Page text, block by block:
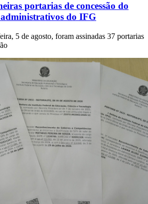
portarias de concessão do
administrativos do IFG
5 de agosto, foram assinadas 37 portarias